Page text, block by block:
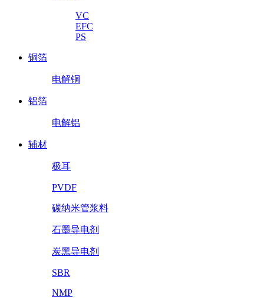
VC
EFC
PS
铜箔
电解铜
铝箔
电解铝
辅材
极耳
PVDF
碳纳米管浆料
石墨导电剂
炭黑导电剂
SBR
NMP